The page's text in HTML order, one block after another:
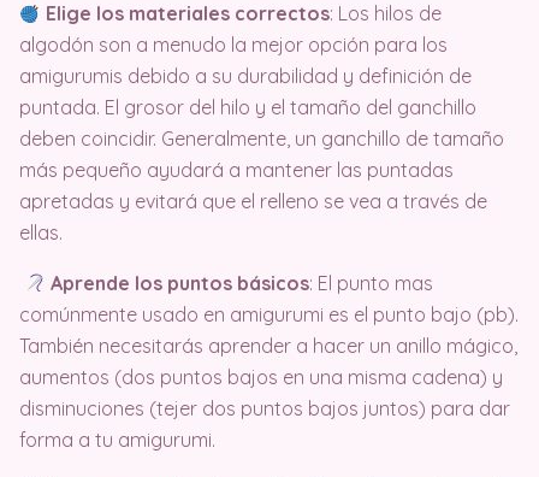
Elige los materiales correctos: Los hilos de
algodón son a menudo la mejor opción para los
amigurumis debido a su durabilidad y definición de
puntada. El grosor del hilo y el tamaño del ganchillo
deben coincidir. Generalmente, un ganchillo de tamaño
más pequeño ayudará a mantener las puntadas
apretadas y evitará que el relleno se vea a través de
ellas.
Aprende los puntos básicos: El punto mas
comúnmente usado en amigurumi es el punto bajo (pb).
También necesitarás aprender a hacer un anillo mágico,
aumentos (dos puntos bajos en una misma cadena) y
disminuciones (tejer dos puntos bajos juntos) para dar
forma a tu amigurumi.